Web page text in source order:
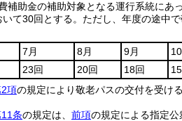
補助金の補助対象となる運行系統にあ
て30回とする。 ただし、年度の途中
7月 8月 9月
23回 20回 18回
項の規定により敬老パスの交付を受け
条の規定は、 前項の規定による指定公